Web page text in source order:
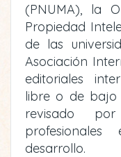
(PNUMA), la
Propiedad
de las
Asociación
editoriales
libre o de bajo
revisado
desarrollo.